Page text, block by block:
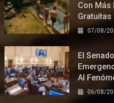
Con Más
Gratuitas
07/08/
El
Al
06/08/